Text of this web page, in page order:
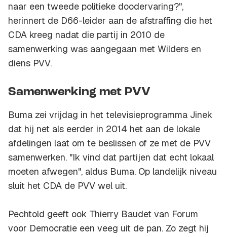
naar een tweede politieke doodervaring?",
herinnert de D66-leider aan de afstraffing die het
CDA kreeg nadat die partij in 2010 de
samenwerking was aangegaan met Wilders en
diens PVV.
Samenwerking met PVV
Buma zei vrijdag in het televisieprogramma Jinek
dat hij net als eerder in 2014 het aan de lokale
afdelingen laat om te beslissen of ze met de PVV
samenwerken. "Ik vind dat partijen dat echt lokaal
moeten afwegen", aldus Buma. Op landelijk niveau
sluit het CDA de PVV wel uit.
Pechtold geeft ook Thierry Baudet van Forum
voor Democratie een veeg uit de pan. Zo zegt hij